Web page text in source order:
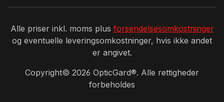
Alle priser inkl. moms plus forsendelsesomkostninger
og eventuelle leveringsomkostninger, hvis ikke andet
er angivet.
Copyright© 2026 OpticGard®. Alle rettigheder
forbeholdes